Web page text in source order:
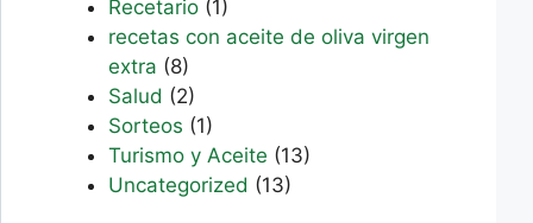
Recetario (1)
recetas con aceite de oliva virgen
extra (8)
Salud (2)
Sorteos (1)
Turismo y Aceite (13)
Uncategorized (13)